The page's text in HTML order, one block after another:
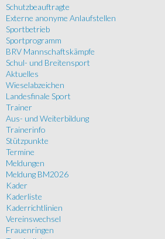
Schutzbeauftragte
Externe anonyme Anlaufstellen
Sportbetrieb
Sportprogramm
BRV Mannschaftskämpfe
Schul- und Breitensport
Aktuelles
Wieselabzeichen
Landesfinale Sport
Trainer
Aus- und Weiterbildung
Trainerinfo
Stützpunkte
Termine
Meldungen
Meldung BM2026
Kader
Kaderliste
Kaderrichtlinien
Vereinswechsel
Frauenringen